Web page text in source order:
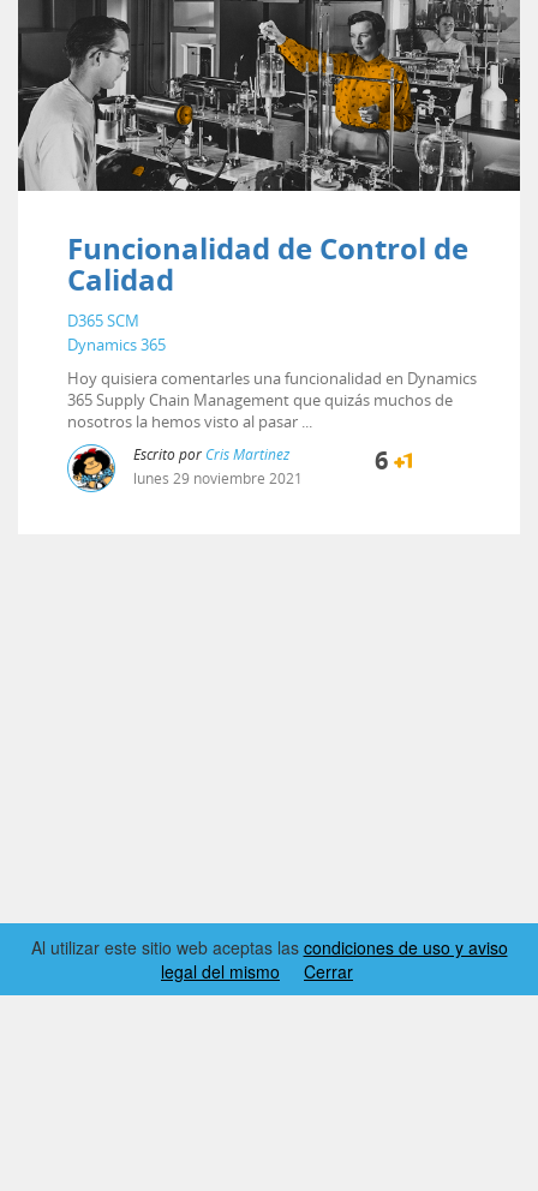
Funcionalidad de Control de
Calidad
D365 SCM
Dynamics 365
Hoy quisiera comentarles una funcionalidad en Dynamics
365 Supply Chain Management que quizás muchos de
nosotros la hemos visto al pasar ...
Escrito por Cris Martinez
lunes 29 noviembre 2021
6
Al utilizar este sitio web aceptas las condiciones de uso y aviso
legal del mismo
Cerrar